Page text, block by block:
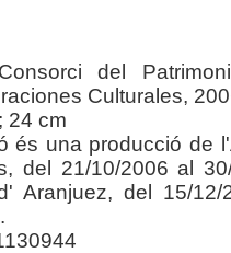
del
Culturales,
24 cm
és una producció de
del 21/10/2006 al
Aranjuez, del 15/